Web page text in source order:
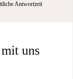
Antwortzeit
uns